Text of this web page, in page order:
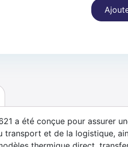
a été conçue pour assurer
et de la logistique,